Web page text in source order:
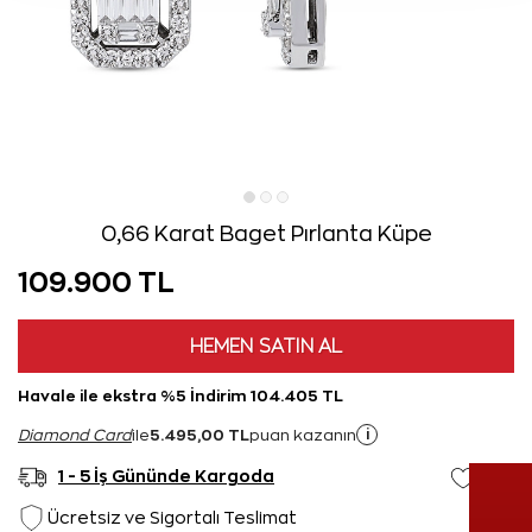
0,66 Karat Baget Pırlanta Küpe
109.900 TL
HEMEN SATIN AL
Havale ile ekstra %5 İndirim 104.405 TL
Diamond Cardile5.495,00 TL puan kazanın i
1 - 5 İş Gününde Kargoda
Ücretsiz ve Sigortalı Teslimat